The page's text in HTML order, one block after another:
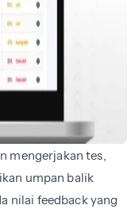
mengerjakan tes,
umpan balik
nilai feedback yang